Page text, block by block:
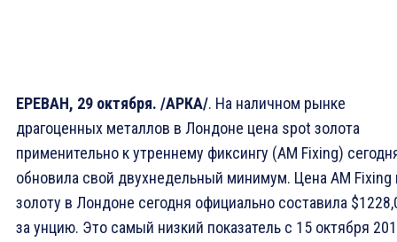
ЕРЕВАН, 29 октября. /АРКА/. На наличном рынке
драгоценных металлов в Лондоне цена spot золота
применительно к утреннему фиксингу (AM Fixing)
обновила свой двухнедельный минимум. Цена AM Fixing
золоту в Лондоне сегодня официально составила
за унцию. Это самый низкий показатель с 15 октября